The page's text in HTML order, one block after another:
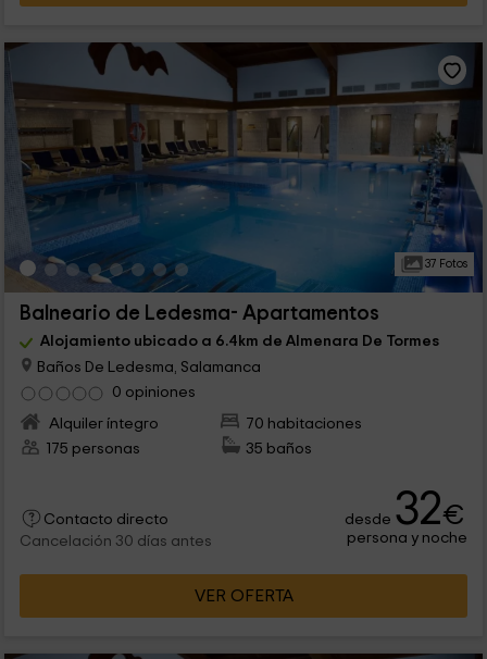
37 Fotos
Balneario de Ledesma- Apartamentos
Alojamiento ubicado a 6.4km de Almenara De Tormes
Baños De Ledesma, Salamanca
0 opiniones
Alquiler íntegro
70 habitaciones
175 personas
35 baños
Contacto directo
Cancelación 30 días antes
desde 32€
persona y noche
VER OFERTA